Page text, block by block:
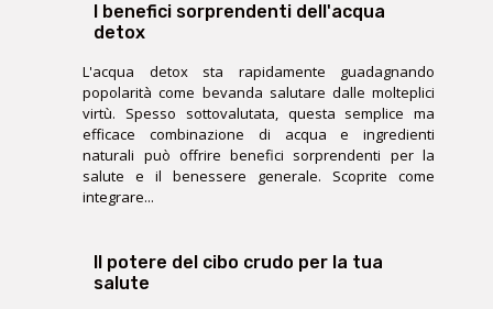
I benefici sorprendenti dell'acqua
detox
L'acqua detox sta rapidamente guadagnando
popolarità come bevanda salutare dalle molteplici
virtù. Spesso sottovalutata, questa semplice ma
efficace combinazione di acqua e ingredienti
naturali può offrire benefici sorprendenti per la
salute e il benessere generale. Scoprite come
integrare...
Il potere del cibo crudo per la tua
salute